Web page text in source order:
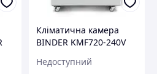
Кліматична камера
BINDER KMF720-240V
Недоступний